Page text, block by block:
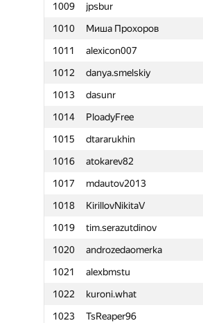
1009
jpsbur
1010
Миша Прохоров
1011
alexicon007
1012
danya.smelskiy
1013
dasunr
1014
PloadyFree
1015
dtararukhin
1016
atokarev82
1017
mdautov2013
1018
KirillovNikitaV
1019
tim.serazutdinov
1020
androzedaomerka
1021
alexbmstu
1022
kuroni.what
1023
TsReaper96